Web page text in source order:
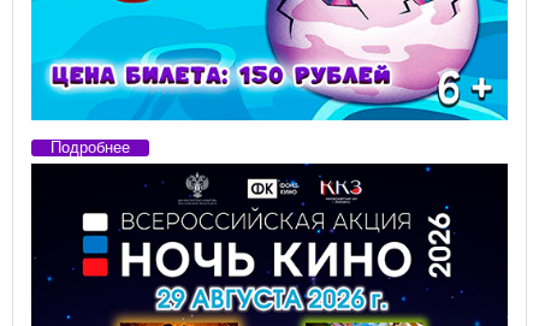
Подробнее